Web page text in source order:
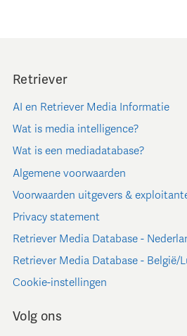
Retriever
AI en Retriever Media Informatie
Wat is media intelligence?
Wat is een mediadatabase?
Algemene voorwaarden
Voorwaarden uitgevers &
Privacy statement
Retriever Media Database -
Retriever Media Database - België/
Cookie-instellingen
Volg ons